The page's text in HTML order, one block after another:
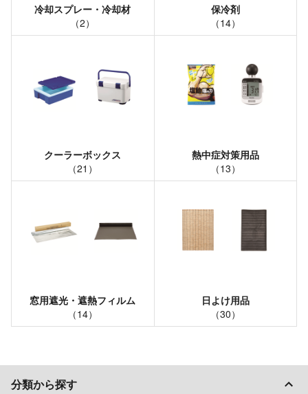
分類から探す
冷却スプレー・冷却材
（2）
保冷剤
（14）
クーラーボックス
（21 ）
熱中症対策用品
（13）
窓用遮光・遮熱フィルム
（14）
日よけ用品
（30）